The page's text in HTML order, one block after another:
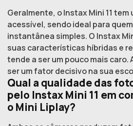
Geralmente, o Instax Mini 11 tem
acessível, sendo ideal para
instantânea simples. O Instax
suas características híbridas e
tende a ser um pouco mais caro.
ser um fator decisivo na sua
Qual a qualidade das
pelo Instax Mini 11 em
o Mini Liplay?